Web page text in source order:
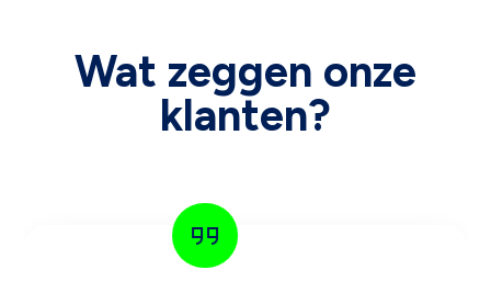
Wat zeggen onze
klanten?